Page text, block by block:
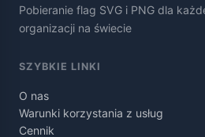
Pobieranie flag SVG i PNG dla
organizacji na świecie
SZYBKIE LINKI
O nas
Warunki korzystania z usług
Cennik